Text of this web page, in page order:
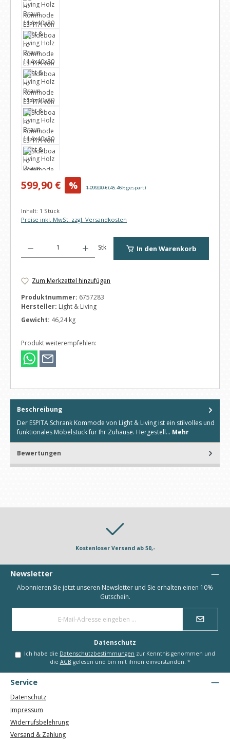
Verkaufspreis:
599,90 € % Regulärer Preis:
1.099,90 €(45.46% gespart)
Inhalt: 1 Stück
Preise inkl. MwSt. zzgl. Versandkosten
Stk In den Warenkorb
Zum Merkzettel hinzufügen
Produktnummer: 6757283
Hersteller: Light & Living
Gewicht: 46,24 kg
Produkt weiterempfehlen:
Beschreibung
Der ESPITA Schrank Kommode von Light & Living ist ein stilvolles und
funktionales Möbelstück für Ihr Zuhause. Hergestell… Mehr
Bewertungen
Kostenloser Versand ab 50,-
Newsletter
Abonnieren Sie jetzt unseren Newsletter und Sie erhalten einen 10%
Gutschein.
Datenschutz
Ich habe die Datenschutzbestimmungen zur Kenntnis genommen und
die AGB gelesen und bin mit ihnen einverstanden. *
Service
Datenschutz
Impressum
Widerrufsbelehrung
Versand & Zahlung